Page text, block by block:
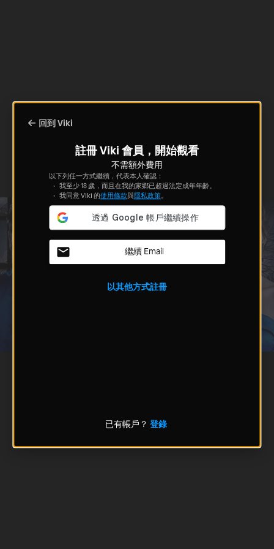
回到 Viki
註冊 Viki 會員，開始觀看
不需額外費用
以下列任一方式繼續，代表本人確認：
我至少 18 歲，而且在我的家鄉已超過法定成年年齡。
我同意 Viki 的使用條款與隱私政策。
繼續 Email
以其他方式註冊
已有帳戶？ 登錄